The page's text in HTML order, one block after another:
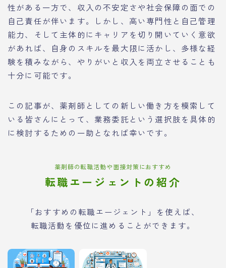
性がある一方で、収入の不安定さや社会保障の面での
自己責任が伴います。しかし、高い専門性と自己管理
能力、そして主体的にキャリアを切り開いていく意欲
があれば、自身のスキルを最大限に活かし、多様な経
験を積みながら、やりがいと収入を両立させることも
十分に可能です。
この記事が、薬剤師としての新しい働き方を模索して
いる皆さんにとって、業務委託という選択肢を具体的
に検討するための一助となれば幸いです。
薬剤師の転職活動や面接対策におすすめ
転職エージェントの紹介
「おすすめの転職エージェント」を使えば、
転職活動を優位に進めることができます。